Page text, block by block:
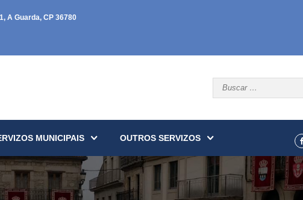
A Guarda, CP 36780
MUNICIPAIS OUTROS SERVIZOS